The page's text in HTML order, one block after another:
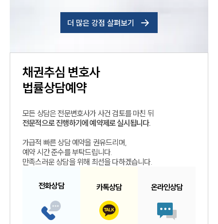
더 많은 강점 살펴보기
채권추심 변호사
법률상담예약
모든 상담은 전문변호사가 사건 검토를 마친 뒤
전문적으로 진행하기에 예약제로 실시됩니다.
가급적 빠른 상담 예약을 권유드리며,
예약 시간 준수를 부탁드립니다.
만족스러운 상담을 위해 최선을 다하겠습니다.
전화상담 카톡상담 온라인상담